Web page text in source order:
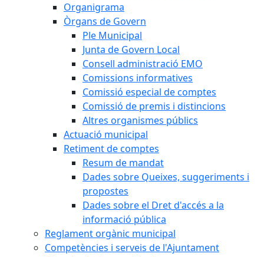
Organigrama
Òrgans de Govern
Ple Municipal
Junta de Govern Local
Consell administració EMO
Comissions informatives
Comissió especial de comptes
Comissió de premis i distincions
Altres organismes públics
Actuació municipal
Retiment de comptes
Resum de mandat
Dades sobre Queixes, suggeriments i
propostes
Dades sobre el Dret d'accés a la
informació pública
Reglament orgànic municipal
Competències i serveis de l'Ajuntament